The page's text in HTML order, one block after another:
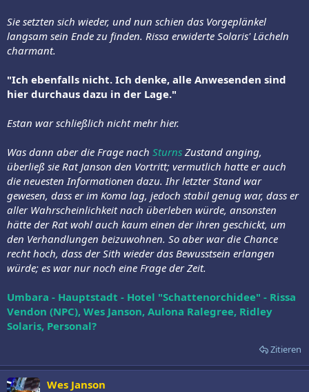
Sie setzten sich wieder, und nun schien das Vorgeplänkel
langsam sein Ende zu finden. Rissa erwiderte Solaris' Lächeln
charmant.
"Ich ebenfalls nicht. Ich denke, alle Anwesenden sind
hier durchaus dazu in der Lage."
Estan war schließlich nicht mehr hier.
Was dann aber die Frage nach Sturns Zustand anging,
überließ sie Rat Janson den Vortritt; vermutlich hatte er auch
die neuesten Informationen dazu. Ihr letzter Stand war
gewesen, dass er im Koma lag, jedoch stabil genug war, dass er
aller Wahrscheinlichkeit nach überleben würde, ansonsten
hätte der Rat wohl auch kaum einen der ihren geschickt, um
den Verhandlungen beizuwohnen. So aber war die Chance
recht hoch, dass der Sith wieder das Bewusstsein erlangen
würde; es war nur noch eine Frage der Zeit.
Umbara - Hauptstadt - Hotel "Schattenorchidee" - Rissa
Vendon (NPC), Wes Janson, Aulona Ralegree, Ridley
Solaris, Personal?
Zitieren
Wes Janson